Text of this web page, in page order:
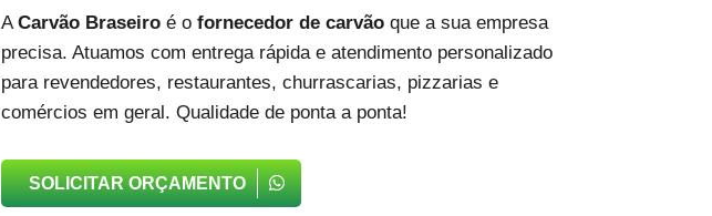
A Carvão Braseiroé o fornecedor de carvãoque a sua empresa
precisa. Atuamos com entrega rápida e atendimento personalizado
para revendedores, restaurantes, churrascarias, pizzarias e
comércios em geral. Qualidade de ponta a ponta!
SOLICITAR ORÇAMENTO